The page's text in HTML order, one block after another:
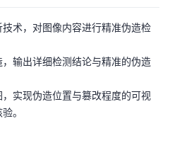
术，对图像内容进行精准伪造检
输出详细检测结论与精准的伪造
实现伪造位置与篡改程度的可视
。